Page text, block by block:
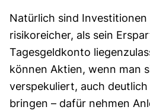
Natürlich sind
risikoreicher, als sein
Tagesgeldkonto
können Aktien, wenn man
verspekuliert, auch
bringen – dafür nehmen